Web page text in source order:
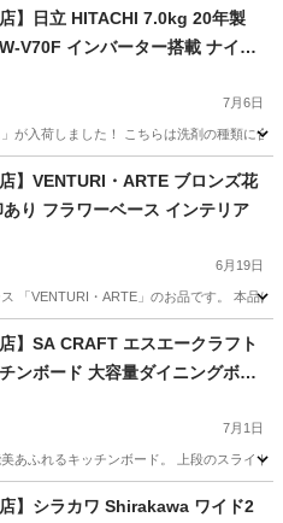
セット
店】日立 HITACHI 7.0kg 20年製
V70F インバーター搭載 ナイア
7月6日
が入荷しました！ こちらは洗剤の種類に
ビート
店】VENTURI・ARTE ブロンズ花
り フラワーベース インテリア
6月19日
「VENTURI・ARTE」のお品です。 本品
貨/小物
】SA CRAFT エスエークラフト
ンボード 大容量ダイニングボー
7月1日
あふれるキッチンボード。 上段のスライ
エスエークラフト
店】シラカワ Shirakawa ワイド2